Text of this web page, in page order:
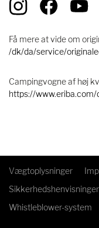
Få mere at vide om
/dk/da/service/
Campingvogne af høj
https://www.eriba.com/
Vægtoplysninger
Sikkerhedshenvisninger
Whistleblower-system